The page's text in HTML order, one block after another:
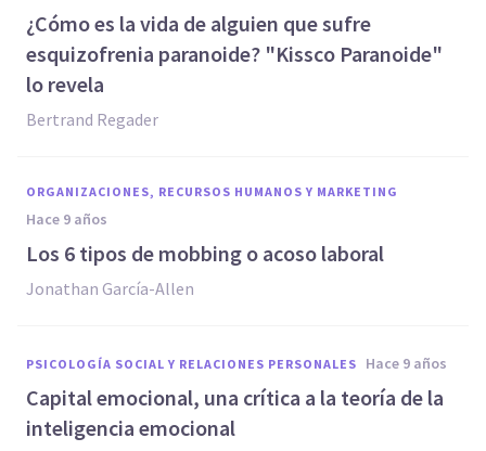
¿Cómo es la vida de alguien que sufre
esquizofrenia paranoide? "Kissco Paranoide"
lo revela
Bertrand Regader
ORGANIZACIONES, RECURSOS HUMANOS Y MARKETING
hace 9 años
​Los 6 tipos de mobbing o acoso laboral
Jonathan García-Allen
PSICOLOGÍA SOCIAL Y RELACIONES PERSONALES hace 9 años
Capital emocional, una crítica a la teoría de la
inteligencia emocional